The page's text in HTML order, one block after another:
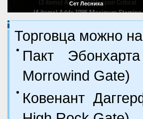
Сет Лесника
Торговца можно
Пакт
Morrowind Gate)
Ковенант